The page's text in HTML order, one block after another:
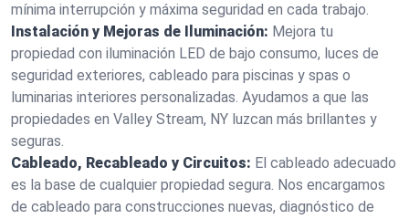
mínima interrupción y máxima seguridad en cada trabajo.
Instalación y Mejoras de Iluminación: Mejora tu
propiedad con iluminación LED de bajo consumo, luces de
seguridad exteriores, cableado para piscinas y spas o
luminarias interiores personalizadas. Ayudamos a que las
propiedades en Valley Stream, NY luzcan más brillantes y
seguras.
Cableado, Recableado y Circuitos: El cableado adecuado
es la base de cualquier propiedad segura. Nos encargamos
de cableado para construcciones nuevas, diagnóstico de